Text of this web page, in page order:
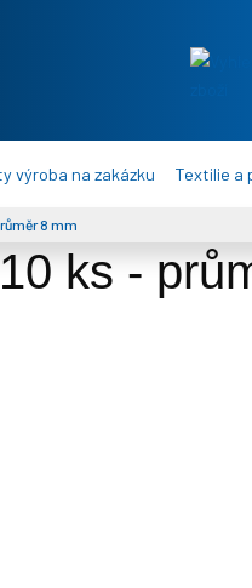
výroba na zakázku Textilie a
8 mm
ks -